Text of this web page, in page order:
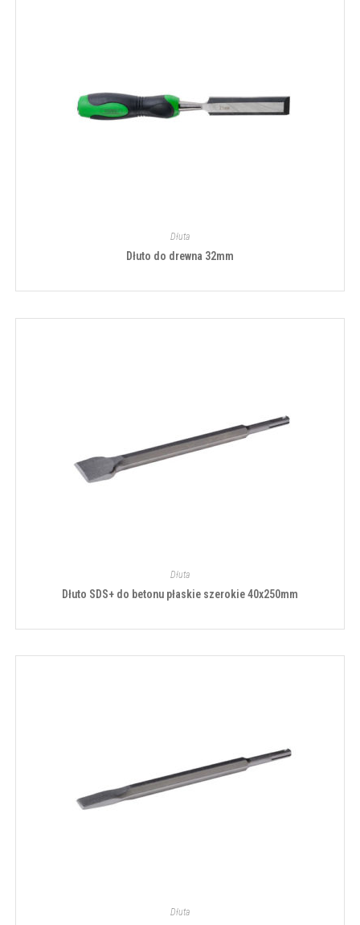
Dłuta
Dłuto do drewna 32mm
Dłuta
Dłuto SDS+ do betonu płaskie szerokie 40x250mm
Dłuta